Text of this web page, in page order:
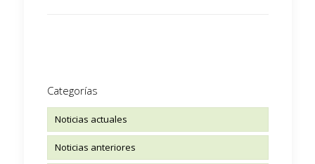
Categorías
Noticias actuales
Noticias anteriores